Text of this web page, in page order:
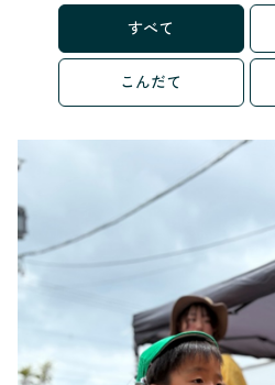
すべて
こんだて